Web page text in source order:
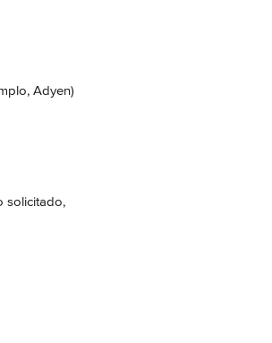
Adyen)
solicitado,